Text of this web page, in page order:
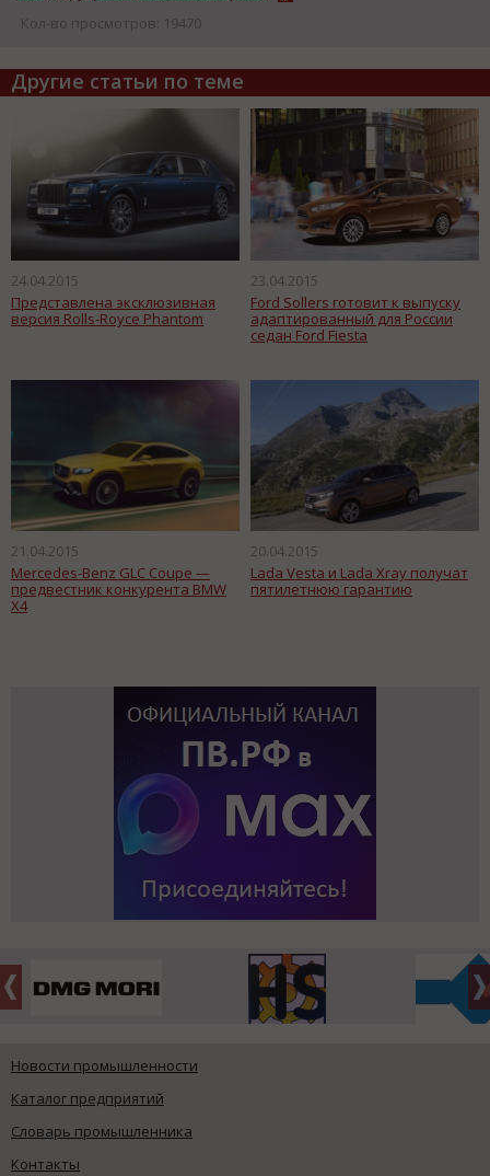
Кол-во просмотров: 19470
Другие статьи по теме
24.04.2015
Представлена эксклюзивная
версия Rolls-Royce Phantom
23.04.2015
Ford Sollers готовит к выпуску
адаптированный для России
седан Ford Fiesta
21.04.2015
Mercedes-Benz GLC Coupe —
предвестник конкурента BMW
X4
20.04.2015
Lada Vesta и Lada Xray получат
пятилетнюю гарантию
Новости промышленности
Каталог предприятий
Словарь промышленника
Контакты